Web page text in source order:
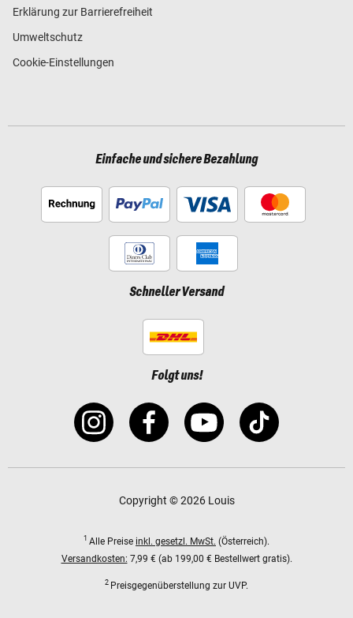
Erklärung zur Barrierefreiheit
Umweltschutz
Cookie-Einstellungen
Einfache und sichere Bezahlung
Schneller Versand
Folgt uns!
Copyright © 2026 Louis
1 Alle Preise inkl. gesetzl. MwSt. (Österreich).
Versandkosten: 7,99 € (ab 199,00 € Bestellwert gratis).
2 Preisgegenüberstellung zur UVP.